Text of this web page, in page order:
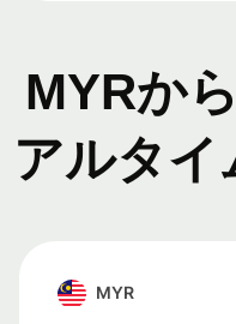
MYRか
アルタイ
MYR